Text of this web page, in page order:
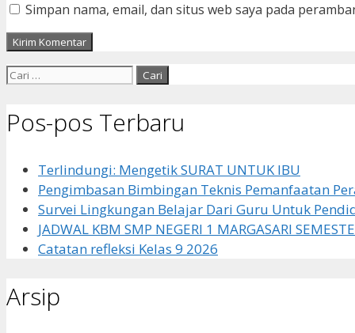
Simpan nama, email, dan situs web saya pada
Cari
Pos-pos Terbaru
Terlindungi: Mengetik SURAT UNTUK IBU
Pengimbasan Bimbingan Teknis Pemanfaatan
Survei Lingkungan Belajar Dari Guru Untuk
JADWAL KBM SMP NEGERI 1 MARGASARI
Catatan refleksi Kelas 9 2026
Arsip